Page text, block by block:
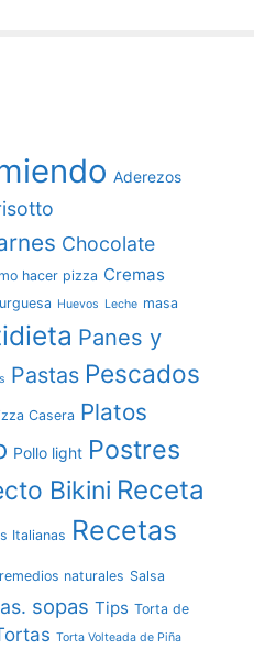
Aderezos
Chocolate
hacer pizza Cremas
Huevos Leche masa
Panes y
Pastas Pescados
Casera Platos
Pollo light Postres
Bikini Receta
Italianas Recetas
remedios naturales Salsa
sopas Tips Torta de
Torta Volteada de Piña